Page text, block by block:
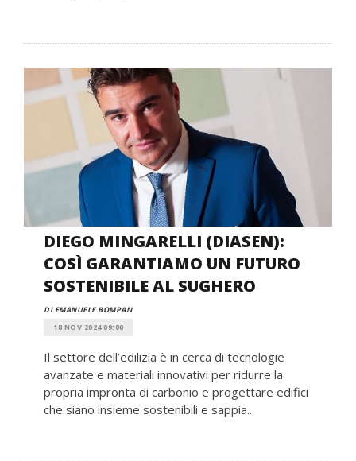
DIEGO MINGARELLI (DIASEN):
COSÌ GARANTIAMO UN FUTURO
SOSTENIBILE AL SUGHERO
DI EMANUELE BOMPAN
18 NOV 2024 09:00
Il settore dell’edilizia è in cerca di tecnologie
avanzate e materiali innovativi per ridurre la
propria impronta di carbonio e progettare edifici
che siano insieme sostenibili e sappia...